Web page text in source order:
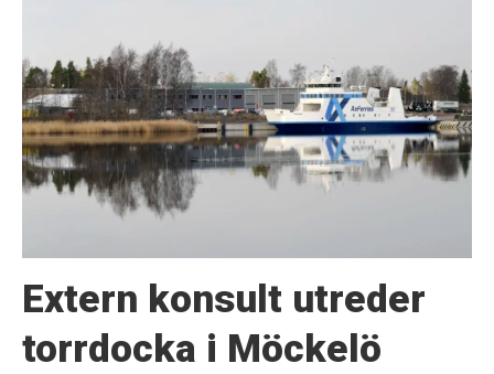
Extern konsult utreder
torrdocka i Möckelö